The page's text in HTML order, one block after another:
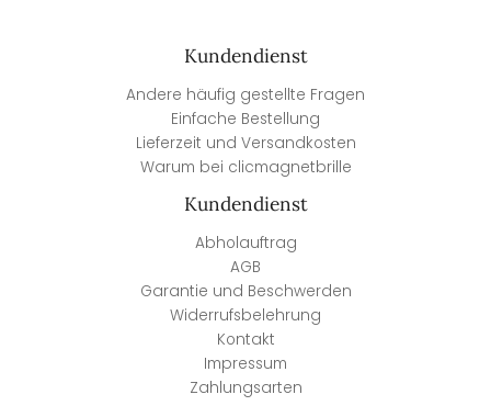
Kundendienst
Andere häufig gestellte Fragen
Einfache Bestellung
Lieferzeit und Versandkosten
Warum bei clicmagnetbrille
Kundendienst
Abholauftrag
AGB
Garantie und Beschwerden
Widerrufsbelehrung
Kontakt
Impressum
Zahlungsarten